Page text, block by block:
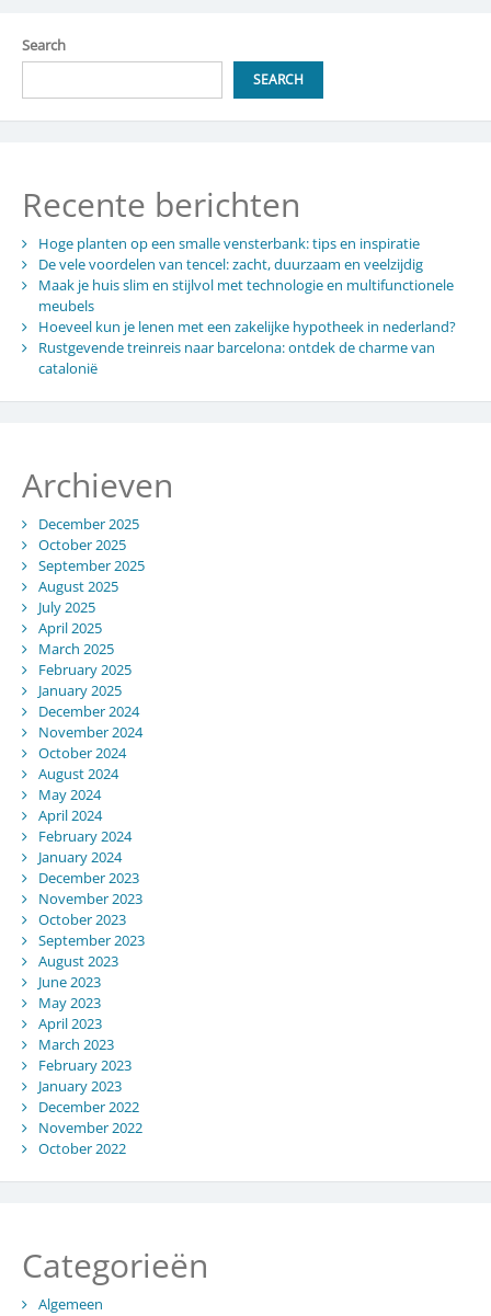
Search
SEARCH
Recente berichten
Hoge planten op een smalle vensterbank: tips en inspiratie
De vele voordelen van tencel: zacht, duurzaam en veelzijdig
Maak je huis slim en stijlvol met technologie en multifunctionele
meubels
Hoeveel kun je lenen met een zakelijke hypotheek in nederland?
Rustgevende treinreis naar barcelona: ontdek de charme van
catalonië
Archieven
December 2025
October 2025
September 2025
August 2025
July 2025
April 2025
March 2025
February 2025
January 2025
December 2024
November 2024
October 2024
August 2024
May 2024
April 2024
February 2024
January 2024
December 2023
November 2023
October 2023
September 2023
August 2023
June 2023
May 2023
April 2023
March 2023
February 2023
January 2023
December 2022
November 2022
October 2022
Categorieën
Algemeen